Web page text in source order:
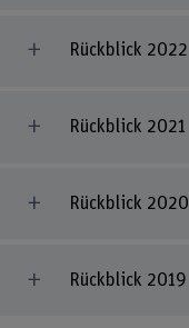
Rückblick 2022
Rückblick 2021
Rückblick 2020
Rückblick 2019